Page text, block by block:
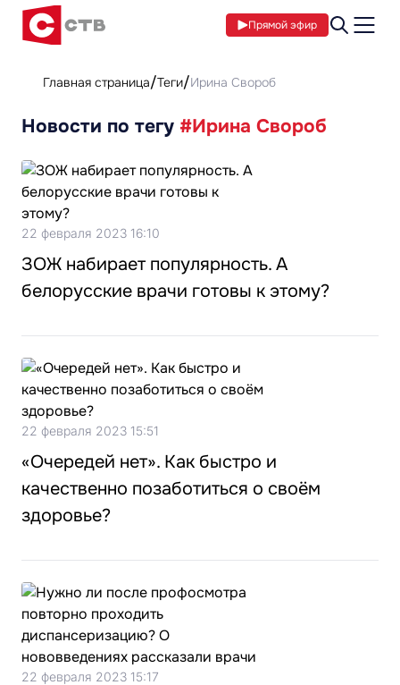
Прямой эфир
Главная страница Теги Ирина Свороб
Новости по тегу #Ирина Свороб
22 февраля 2023 16:10
ЗОЖ набирает популярность. А
белорусские врачи готовы к этому?
22 февраля 2023 15:51
«Очередей нет». Как быстро и
качественно позаботиться о своём
здоровье?
22 февраля 2023 15:17